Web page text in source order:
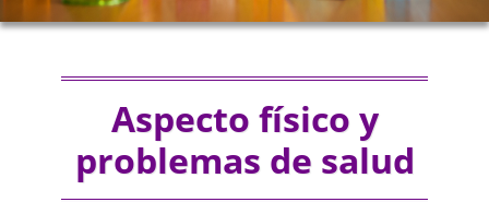
Aspecto físico y
problemas de salud